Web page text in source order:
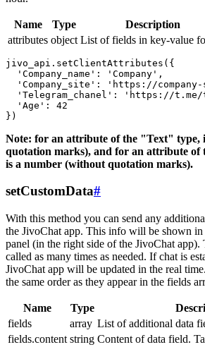
Name Type
Description
attributes object List of fields in key-value
jivo_api.setClientAttributes({
  'Company_name': 'Company',
'Company_site': 'https://company-
'Telegram_chanel': 'https://
  'Age': 42
Note: for an attribute of the "Text" type,
quotation marks), and for an attribute
is a number (without quotation marks).
setCustomData#
With this method you can send any
the JivoChat app. This info will be shown
panel (in the right side of the JivoChat app).
called as many times as needed. If chat is
JivoChat app will be updated in the real
the same order as they appear in the fields
Name Type
fields
array List of additional data
fields.content string Content of data field.